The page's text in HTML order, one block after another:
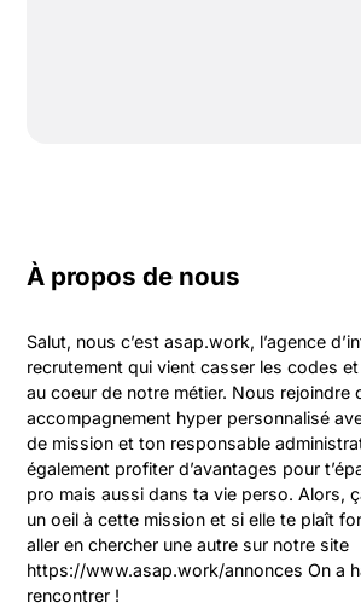
À propos de nous
Salut, nous c’est asap.work, l’agence
recrutement qui vient casser les codes et
au coeur de notre métier. Nous rejoindre
accompagnement hyper personnalisé
de mission et ton responsable
également profiter d’avantages pour
pro mais aussi dans ta vie perso. Alors,
un oeil à cette mission et si elle te plaît
aller en chercher une autre sur notre site
https://www.asap.work/annonces On a
rencontrer !